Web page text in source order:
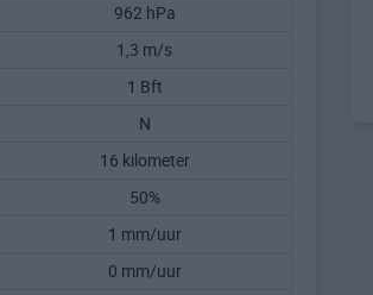
962 hPa
1,3 m/s
1 Bft
N
16 kilometer
50%
1 mm/uur
0 mm/uur